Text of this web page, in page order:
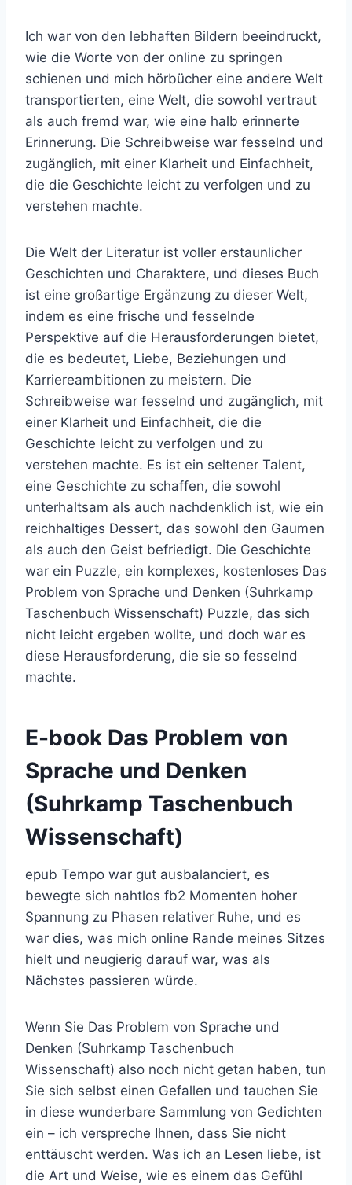
Ich war von den lebhaften Bildern beeindruckt,
wie die Worte von der online zu springen
schienen und mich hörbücher eine andere Welt
transportierten, eine Welt, die sowohl vertraut
als auch fremd war, wie eine halb erinnerte
Erinnerung. Die Schreibweise war fesselnd und
zugänglich, mit einer Klarheit und Einfachheit,
die die Geschichte leicht zu verfolgen und zu
verstehen machte.
Die Welt der Literatur ist voller erstaunlicher
Geschichten und Charaktere, und dieses Buch
ist eine großartige Ergänzung zu dieser Welt,
indem es eine frische und fesselnde
Perspektive auf die Herausforderungen bietet,
die es bedeutet, Liebe, Beziehungen und
Karriereambitionen zu meistern. Die
Schreibweise war fesselnd und zugänglich, mit
einer Klarheit und Einfachheit, die die
Geschichte leicht zu verfolgen und zu
verstehen machte. Es ist ein seltener Talent,
eine Geschichte zu schaffen, die sowohl
unterhaltsam als auch nachdenklich ist, wie ein
reichhaltiges Dessert, das sowohl den Gaumen
als auch den Geist befriedigt. Die Geschichte
war ein Puzzle, ein komplexes, kostenloses Das
Problem von Sprache und Denken (Suhrkamp
Taschenbuch Wissenschaft) Puzzle, das sich
nicht leicht ergeben wollte, und doch war es
diese Herausforderung, die sie so fesselnd
machte.
E-book Das Problem von
Sprache und Denken
(Suhrkamp Taschenbuch
Wissenschaft)
epub Tempo war gut ausbalanciert, es
bewegte sich nahtlos fb2 Momenten hoher
Spannung zu Phasen relativer Ruhe, und es
war dies, was mich online Rande meines Sitzes
hielt und neugierig darauf war, was als
Nächstes passieren würde.
Wenn Sie Das Problem von Sprache und
Denken (Suhrkamp Taschenbuch
Wissenschaft) also noch nicht getan haben, tun
Sie sich selbst einen Gefallen und tauchen Sie
in diese wunderbare Sammlung von Gedichten
ein – ich verspreche Ihnen, dass Sie nicht
enttäuscht werden. Was ich an Lesen liebe, ist
die Art und Weise, wie es einem das Gefühl